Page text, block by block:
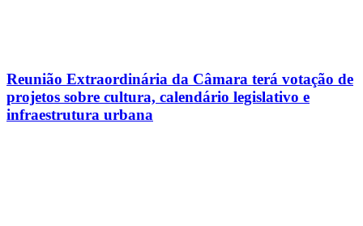
Reunião Extraordinária da Câmara terá votação de
projetos sobre cultura, calendário legislativo e
infraestrutura urbana